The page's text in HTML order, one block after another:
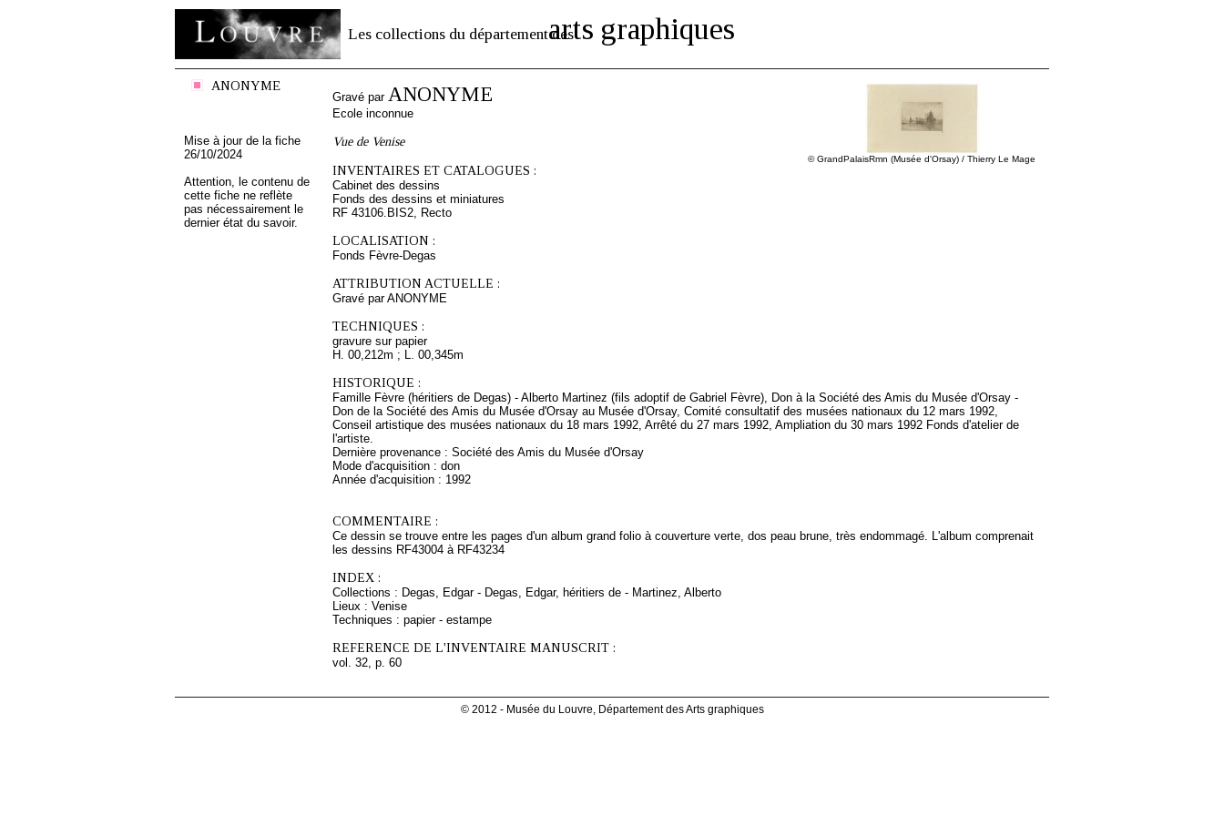
Les collections du département desarts graphiques
ANONYME
Mise à jour de la fiche
26/10/2024
Attention, le contenu de
cette fiche ne reflète
pas nécessairement le
dernier état du savoir.
© GrandPalaisRmn (Musée d'Orsay) / Thierry Le Mage
Gravé par ANONYME
Ecole inconnue
Vue de Venise
INVENTAIRES ET CATALOGUES :
Cabinet des dessins
Fonds des dessins et miniatures
RF 43106.BIS2, Recto
LOCALISATION :
Fonds Fèvre-Degas
ATTRIBUTION ACTUELLE :
Gravé par ANONYME
TECHNIQUES :
gravure sur papier
H. 00,212m ; L. 00,345m
HISTORIQUE :
Famille Fèvre (héritiers de Degas) - Alberto Martinez (fils adoptif de Gabriel Fèvre), Don à la Société des Amis du Musée d'Orsay -
Don de la Société des Amis du Musée d'Orsay au Musée d'Orsay, Comité consultatif des musées nationaux du 12 mars 1992,
Conseil artistique des musées nationaux du 18 mars 1992, Arrêté du 27 mars 1992, Ampliation du 30 mars 1992 Fonds d'atelier de
l'artiste.
Dernière provenance : Société des Amis du Musée d'Orsay
Mode d'acquisition : don
Année d'acquisition : 1992
COMMENTAIRE :
Ce dessin se trouve entre les pages d'un album grand folio à couverture verte, dos peau brune, très endommagé. L'album comprenait
les dessins RF43004 à RF43234
INDEX :
Collections : Degas, Edgar - Degas, Edgar, héritiers de - Martinez, Alberto
Lieux : Venise
Techniques : papier - estampe
REFERENCE DE L'INVENTAIRE MANUSCRIT :
vol. 32, p. 60
© 2012 - Musée du Louvre, Département des Arts graphiques